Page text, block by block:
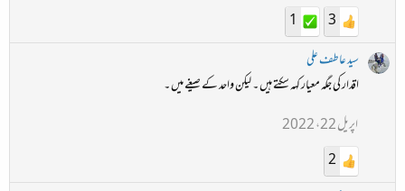
3
1
سید عاطف علی
اقدار کی جگہ معیار کہہ سکتے ہیں ۔ لیکن واحد کے صیغے میں ۔
اپریل 22، 2022
2